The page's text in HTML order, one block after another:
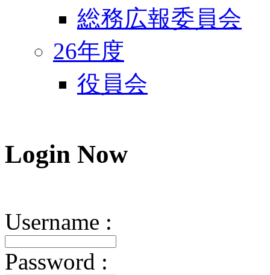
総務広報委員会
26年度
役員会
Login Now
Username :
Password :